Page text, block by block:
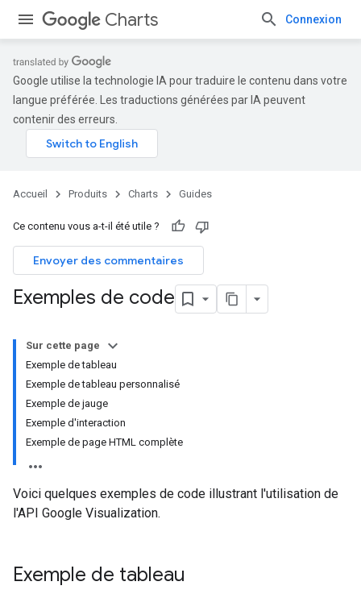
Charts Connexion
Google utilise la technologie IA pour traduire le contenu dans votre
langue préférée. Les traductions générées par IA peuvent
contenir des erreurs.
Accueil Produits Charts Guides
Ce contenu vous a-t-il été utile ?
Envoyer des commentaires
Exemples de code
Sur cette page
Exemple de tableau
Exemple de tableau personnalisé
Exemple de jauge
Exemple d'interaction
Exemple de page HTML complète
Voici quelques exemples de code illustrant l'utilisation de
l'API Google Visualization.
Exemple de tableau